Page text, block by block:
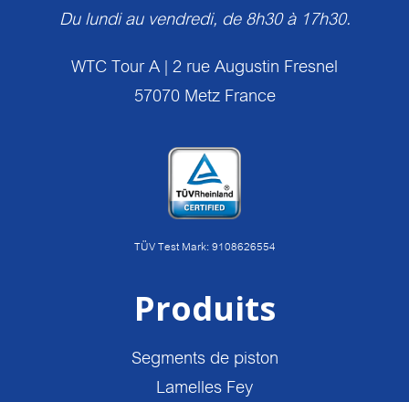
Du lundi au vendredi, de 8h30 à 17h30.
WTC Tour A | 2 rue Augustin Fresnel
57070 Metz France
TÜV Test Mark: 9108626554
Produits
Segments de piston
Lamelles Fey